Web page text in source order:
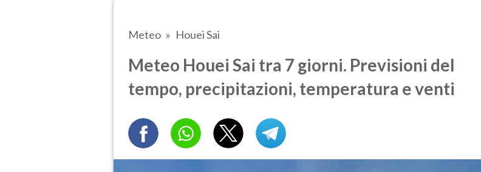
Meteo Houei Sai
Meteo Houei Sai tra 7 giorni. Previsioni del
tempo, precipitazioni, temperatura e venti